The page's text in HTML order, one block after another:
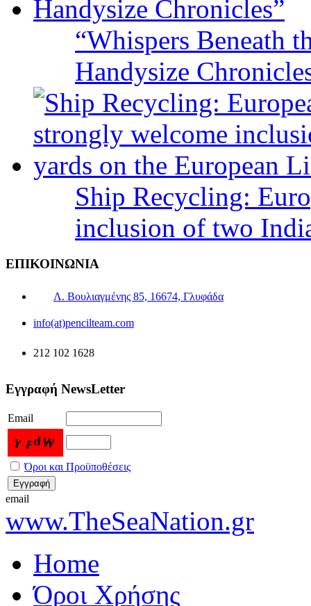
“Whispers Beneath
Handysize
Ship Recycling:
inclusion of two
ΕΠΙΚΟΙΝΩΝΙΑ
Λ. Βουλιαγμένης 85, 16674, Γλυφάδα
info(at)pencilteam.com
212 102 1628
Εγγραφή NewsLetter
Email
Όροι και Προϋποθέσεις
email
www.TheSeaNation.gr
Home
Όροι Χρήσης